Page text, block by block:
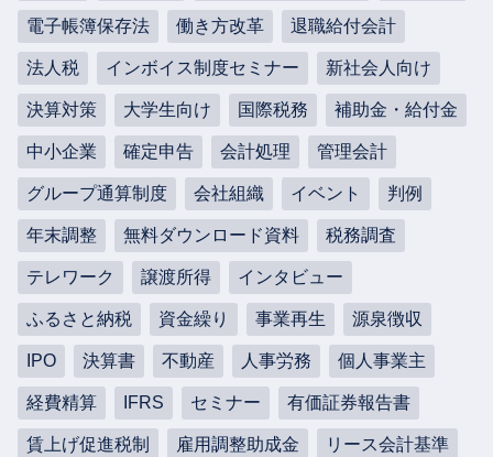
電子帳簿保存法 働き方改革 退職給付会計
法人税 インボイス制度セミナー 新社会人向け
決算対策 大学生向け 国際税務 補助金・給付金
中小企業 確定申告 会計処理 管理会計
グループ通算制度 会社組織 イベント 判例
年末調整 無料ダウンロード資料 税務調査
テレワーク 譲渡所得 インタビュー
ふるさと納税 資金繰り 事業再生 源泉徴収
IPO 決算書 不動産 人事労務 個人事業主
経費精算 IFRS セミナー 有価証券報告書
賃上げ促進税制 雇用調整助成金 リース会計基準